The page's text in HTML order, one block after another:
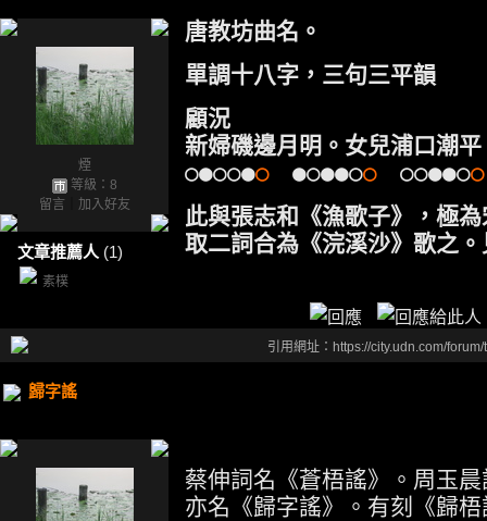
煙
等級：8
留言
加入好友
文章推薦人 (1)
素樸
唐教坊曲名。
單調十八字，三句三平韻
顧況
新婦磯邊月明。女兒浦口潮
○●○○●○ ●○●●○○ ○○●●○○
此與張志和《漁歌子》，極
取二詞合為《浣溪沙》歌之
引用網址：https://city.udn.com/
歸字謠
蔡伸詞名《蒼梧謠》。周玉
亦名《歸字謠》。有刻《歸